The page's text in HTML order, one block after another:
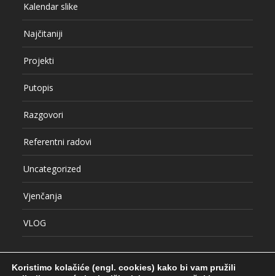
Kalendar slike
Najčitaniji
Projekti
Putopis
Razgovori
Referentni radovi
Uncategorized
Vjenčanja
VLOG
Koristimo kolačiće (engl. cookies) kako bi vam pružili